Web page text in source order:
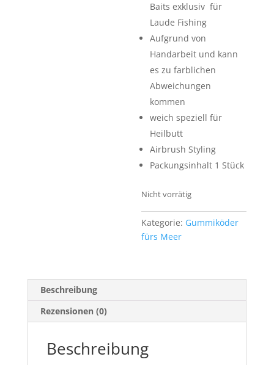
Baits exklusiv für
Laude Fishing
Aufgrund von
Handarbeit und kann
es zu farblichen
Abweichungen
kommen
weich speziell für
Heilbutt
Airbrush Styling
Packungsinhalt 1 Stück
Nicht vorrätig
Kategorie: Gummiköder
fürs Meer
Beschreibung
Rezensionen (0)
Beschreibung